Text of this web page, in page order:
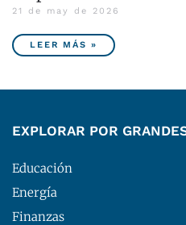
21 de may de 2026
LEER MÁS »
EXPLORAR POR
Educación
Energía
Finanzas